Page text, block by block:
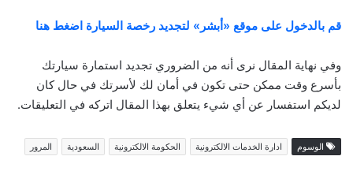
قم بالدخول على موقع «أبشر» لتجديد رخصة السيارة اضغط هنا
وفي نهاية المقال نرى أنه من الضروري تجديد استمارة سيارتك
بأسرع وقت ممكن حتى تكون في أمان لك لأسرتك في حال كان
لديكم استفسار عن أي شيء يتعلق بهذا المقال اتركه في التعليقات.
الوسوم ادارة الخدمات الالكترونية الحكومة الالكترونية السعودية المرور